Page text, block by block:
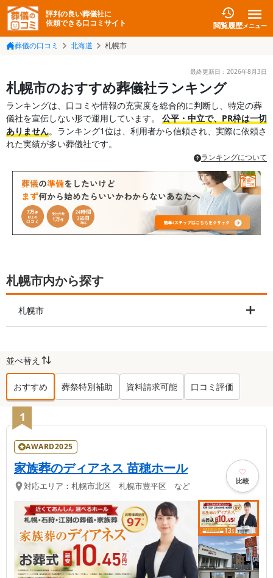
評判の良い葬儀社に
依頼できる口コミサイト
閲覧履歴メニュー
葬儀の口コミ 北海道 札幌市
最終更新日： 2026年8月3日
札幌市のおすすめ葬儀社ランキング
ランキングは、口コミや情報の充実度を総合的に判断し、特定の葬
儀社を宣伝しない形で運用しています。 公平・中立で、PR枠は一切
ありません。ランキング1位は、利用者から信頼され、実際に依頼さ
れた実績が多い葬儀社です。
ランキングについて
札幌市内から探す
札幌市
並べ替え
おすすめ 葬祭特別補助 資料請求可能 口コミ評価
札幌市
1
AWARD2025
家族葬のディアネス 苗穂ホール
対応エリア： 札幌市北区 札幌市豊平区 など 比較